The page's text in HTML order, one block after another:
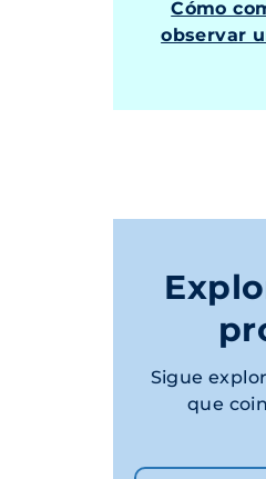
Cómo
observar
Sigue
que